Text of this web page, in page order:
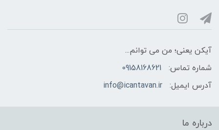
آیکن یعنی؛ من می توانم...
شماره تماس:
09158168621
آدرس ایمیل:
info@icantavan.ir
درباره ما